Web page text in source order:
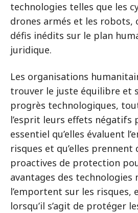
technologies telles que les
drones armés et les robots,
défis inédits sur le plan
juridique.
Les organisations
trouver le juste équilibre et
progrès technologiques,
l’esprit leurs effets négatifs
essentiel qu’elles évaluent
risques et qu’elles prennent
proactives de protection
avantages des technologies
l’emportent sur les risques,
lorsqu’il s’agit de protéger